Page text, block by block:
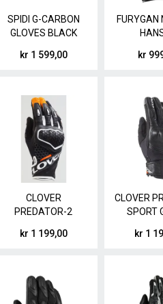
SPIDI G-CARBON
GLOVES BLACK
kr 1 599,00
FURYGAN
kr
CLOVER
PREDATOR-2
kr 1 199,00
CLOVER
SPORT
kr 1